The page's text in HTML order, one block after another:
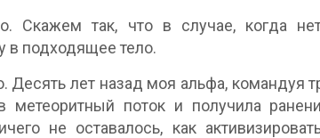
Скажем так, что в случае, когда
в подходящее тело.
Десять лет назад моя альфа, командуя
поток и получила
не оставалось, как